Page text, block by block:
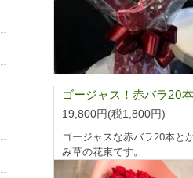
19,800円(税1,800円)
ゴージャスな赤バラ20本と
み草の花束です。